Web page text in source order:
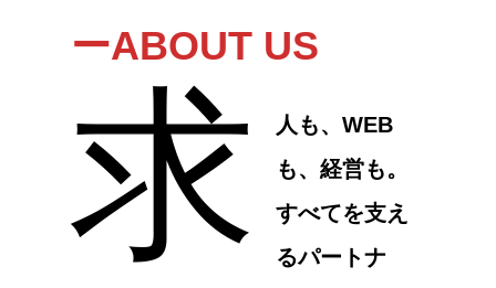
ーABOUT US
求
人も、WEB
も、経営も。
すべてを支え
るパートナ